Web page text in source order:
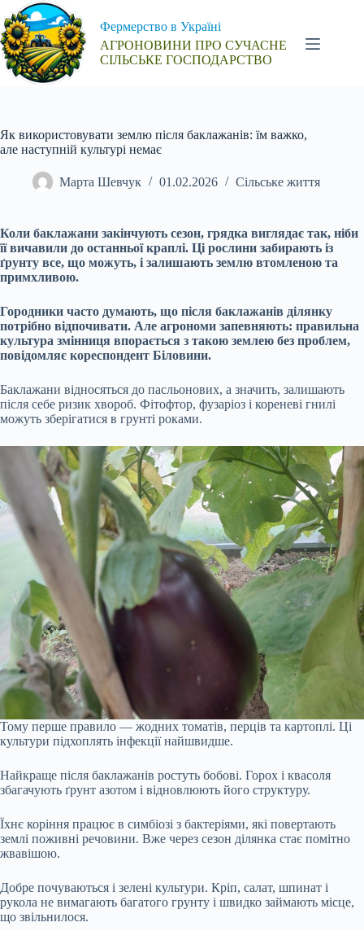
Перейти
до
вмісту
Фермерство в Україні
АГРОНОВИНИ ПРО СУЧАСНЕ
СІЛЬСЬКЕ ГОСПОДАРСТВО
Як використовувати землю після баклажанів: їм важко,
але наступній культурі немає
Марта Шевчук 01.02.2026 Сільське життя
Коли баклажани закінчують сезон, грядка виглядає так, ніби
її вичавили до останньої краплі. Ці рослини забирають із
ґрунту все, що можуть, і залишають землю втомленою та
примхливою.
Городники часто думають, що після баклажанів ділянку
потрібно відпочивати. Але агрономи запевняють: правильна
культура змінниця впорається з такою землею без проблем,
повідомляє кореспондент Біловини.
Баклажани відносяться до пасльонових, а значить, залишають
після себе ризик хвороб. Фітофтор, фузаріоз і кореневі гнилі
можуть зберігатися в грунті роками.
Тому перше правило — жодних томатів, перців та картоплі. Ці
культури підхоплять інфекції найшвидше.
Найкраще після баклажанів ростуть бобові. Горох і квасоля
збагачують ґрунт азотом і відновлюють його структуру.
Їхнє коріння працює в симбіозі з бактеріями, які повертають
землі поживні речовини. Вже через сезон ділянка стає помітно
жвавішою.
Добре почуваються і зелені культури. Кріп, салат, шпинат і
рукола не вимагають багатого грунту і швидко займають місце,
що звільнилося.